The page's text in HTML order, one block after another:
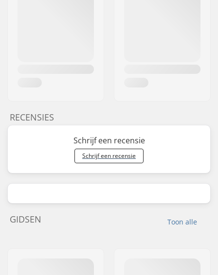
RECENSIES
Schrijf een recensie
Schrijf een recensie
Toon alle
GIDSEN